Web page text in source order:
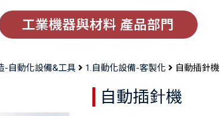
工業機器與材料 產品部門
-自動化設備&工具 1.自動化設備-客製化 自動插針機
自動插針機